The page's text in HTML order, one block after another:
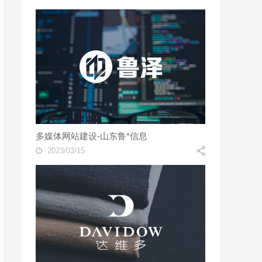
多媒体网站建设-山东鲁*信息
2023/03/15